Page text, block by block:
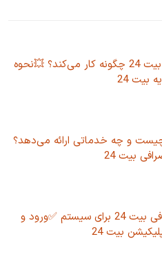
کد هدیه صرافی بیت 24 چگونه کار می‌کند؟ 💥نحوه
بیت 24
بیت 24 چیست و چه خدماتی ارائه می‌دهد؟
بیت 24
نصب برنامه صرافی بیت 24 برای سیستم ✅ورود و
بیت 24